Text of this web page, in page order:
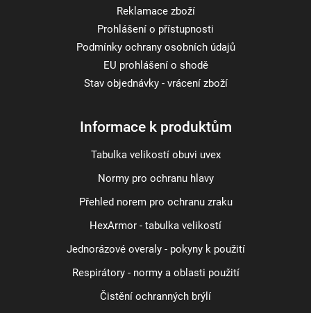
Reklamace zboží
Prohlášení o přístupnosti
Podmínky ochrany osobních údajů
EU prohlášení o shodě
Stav objednávky - vrácení zboží
Informace k produktům
Tabulka velikostí obuvi uvex
Normy pro ochranu hlavy
Přehled norem pro ochranu zraku
HexArmor - tabulka velikostí
Jednorázové overaly - pokyny k použití
Respirátory - normy a oblasti použití
Čistění ochranných brýlí